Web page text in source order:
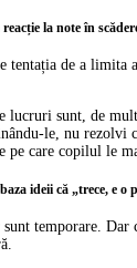
la note în
tentația de a limita
lucruri sunt, de
le, nu rezolvi
pe care copilul le
ideii că „trece, e o
temporare. Dar